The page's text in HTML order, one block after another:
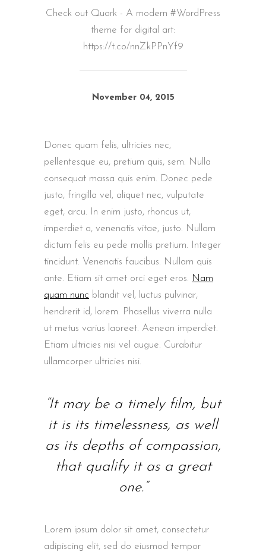
Check out Quark - A modern #WordPress
theme for digital art:
https://t.co/nnZkPPnYf9
November 04, 2015
Donec quam felis, ultricies nec,
pellentesque eu, pretium quis, sem. Nulla
consequat massa quis enim. Donec pede
justo, fringilla vel, aliquet nec, vulputate
eget, arcu. In enim justo, rhoncus ut,
imperdiet a, venenatis vitae, justo. Nullam
dictum felis eu pede mollis pretium. Integer
tincidunt. Venenatis faucibus. Nullam quis
ante. Etiam sit amet orci eget eros. Nam
quam nunc blandit vel, luctus pulvinar,
hendrerit id, lorem. Phasellus viverra nulla
ut metus varius laoreet. Aenean imperdiet.
Etiam ultricies nisi vel augue. Curabitur
ullamcorper ultricies nisi.
“It may be a timely film, but
it is its timelessness, as well
as its depths of compassion,
that qualify it as a great
one.”
Lorem ipsum dolor sit amet, consectetur
adipiscing elit, sed do eiusmod tempor